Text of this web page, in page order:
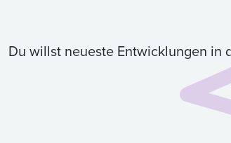
Du willst neueste Entwicklungen